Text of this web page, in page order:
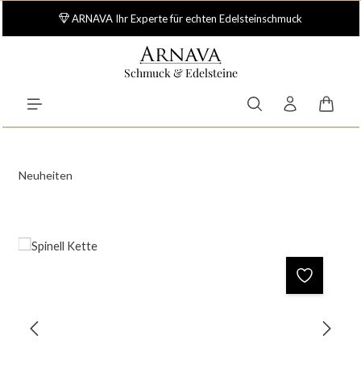
Zum Hauptinhalt springen
ARNAVA Ihr Experte für echten Edelsteinschmuck
Schmuck & Edelsteine
Neuheiten
Bildergalerie überspringen